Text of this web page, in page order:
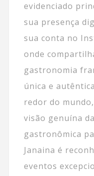
evidenciado
sua presença
sua conta no
onde
gastronomia
única e
redor do
visão genuína
gastronômica
Janaina é
eventos